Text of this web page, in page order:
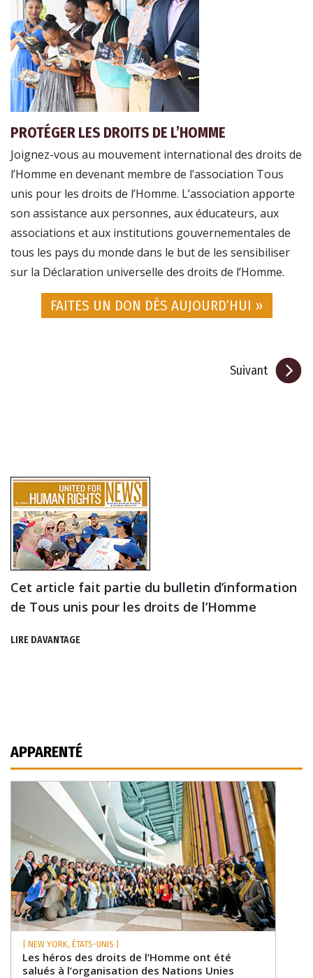
PROTÉGER LES DROITS DE L’HOMME
Joignez-vous au mouvement international des droits de
l’Homme en devenant membre de l’association Tous
unis pour les droits de l’Homme. L’association apporte
son assistance aux personnes, aux éducateurs, aux
associations et aux institutions gouvernementales de
tous les pays du monde dans le but de les sensibiliser
sur la Déclaration universelle des droits de l’Homme.
FAITES UN DON DÈS AUJOURD’HUI »
Suivant
Cet article fait partie du bulletin d’information
de Tous unis pour les droits de l’Homme
LIRE DAVANTAGE
APPARENTÉ
| NEW YORK, ÉTATS-UNIS |
Les héros des droits de l’Homme ont été
salués à l’organisation des Nations Unies